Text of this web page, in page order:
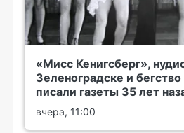
«Мисс Кенигсберг»,
Зеленоградске и
писали газеты 35 лет
вчера, 11:00